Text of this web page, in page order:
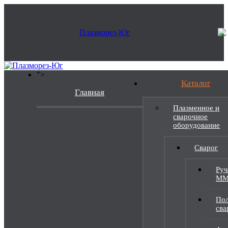
">
Главная
Каталог
Плазменное и
сварочное
оборудование
Сварог